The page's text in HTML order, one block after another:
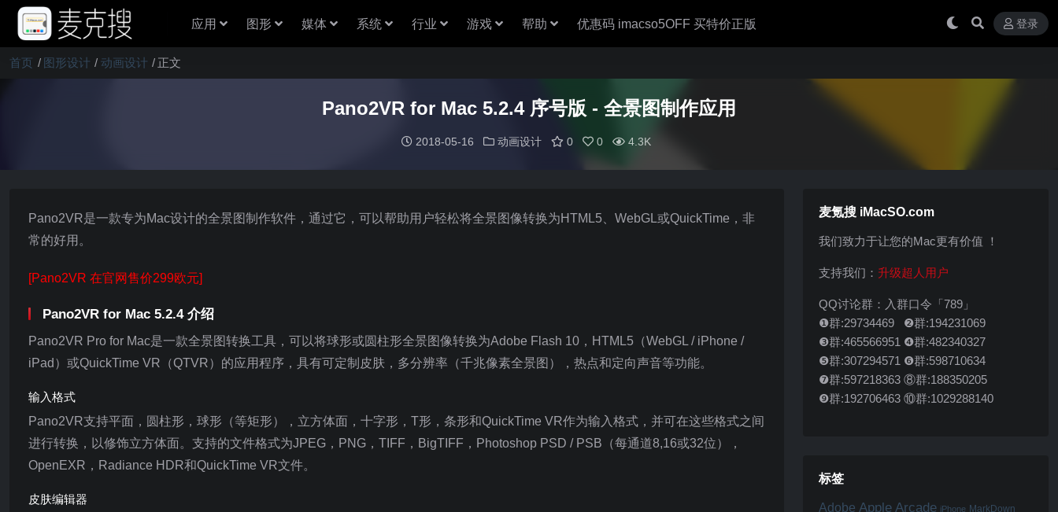
应用 图形 媒体 系统 行业 游戏 帮助 优惠码 imacso5OFF 买特价正版 登录
首页 图形设计 动画设计 正文
Pano2VR for Mac 5.2.4 序号版 - 全景图制作应用
2018-05-16 动画设计 0 0 4.3K
Pano2VR是一款专为Mac设计的全景图制作软件，通过它，可以帮助用户轻松将全景图像转换为HTML5、WebGL或QuickTime，非
常的好用。
[Pano2VR 在官网售价299欧元]
Pano2VR for Mac 5.2.4 介绍
Pano2VR Pro for Mac是一款全景图转换工具，可以将球形或圆柱形全景图像转换为Adobe Flash 10，HTML5（WebGL / iPhone /
iPad）或QuickTime VR（QTVR）的应用程序，具有可定制皮肤，多分辨率（千兆像素全景图），热点和定向声音等功能。
输入格式
Pano2VR支持平面，圆柱形，球形（等矩形），立方体面，十字形，T形，条形和QuickTime VR作为输入格式，并可在这些格式之间
进行转换，以修饰立方体面。支持的文件格式为JPEG，PNG，TIFF，BigTIFF，Photoshop PSD / PSB（每通道8,16或32位），
OpenEXR，Radiance HDR和QuickTime VR文件。
皮肤编辑器
麦氪搜 iMacSO.com
我们致力于让您的Mac更有价值 ！
支持我们： 升级超人用户
QQ讨论群：入群口令「789」
❶群:29734469 ❷群:194231069
❸群:465566951 ❹群:482340327
❺群:307294571 ❻群:598710634
❼群:597218363 ⑧群:188350205
❾群:192706463 ⑩群:1029288140
标签
Adobe Apple Arcade iPhone MarkDown